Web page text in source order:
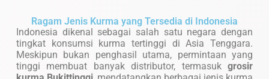
Ragam Jenis Kurma yang Tersedia di Indonesia
Indonesia dikenal sebagai salah satu negara dengan
tingkat konsumsi kurma tertinggi di Asia Tenggara.
Meskipun bukan penghasil utama, permintaan yang
tinggi membuat banyak distributor, termasukgrosir